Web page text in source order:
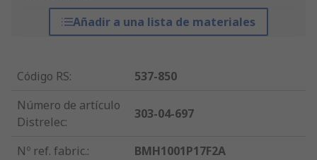
Añadir a una lista de materiales
Código RS:
537-850
Número de artículo
Distrelec:
303-04-697
Nº ref. fabric.:
BMH1001P17F2A